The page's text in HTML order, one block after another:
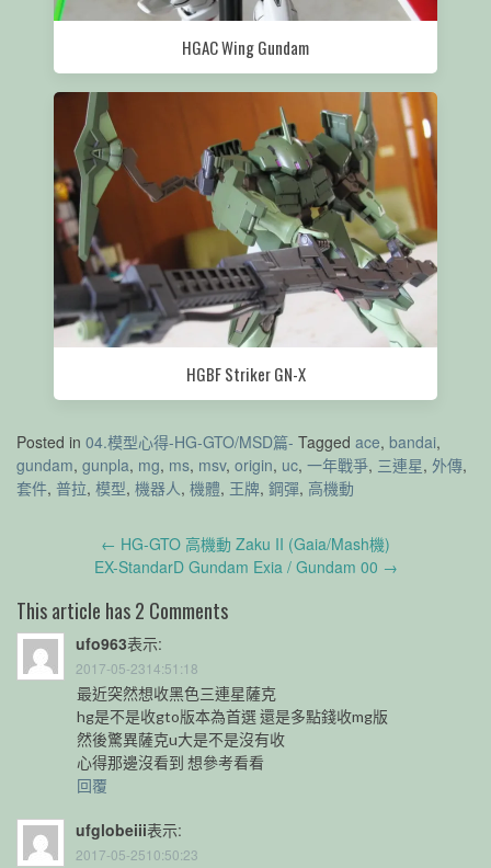
HGAC Wing Gundam
HGBF Striker GN-X
Posted in 04.模型心得-HG-GTO/MSD篇- Tagged ace, bandai,
gundam, gunpla, mg, ms, msv, origin, uc, 一年戰爭, 三連星, 外傳,
套件, 普拉, 模型, 機器人, 機體, 王牌, 鋼彈, 高機動
navigation
← HG-GTO 高機動 Zaku II (Gaia/Mash機)
EX-StandarD Gundam Exia / Gundam 00 →
This article has 2 Comments
ufo963表示:
2017-05-2314:51:18
最近突然想收黑色三連星薩克
hg是不是收gto版本為首選 還是多點錢收mg版
然後驚異薩克u大是不是沒有收
心得那邊沒看到 想參考看看
回覆
ufglobeiii表示:
2017-05-2510:50:23